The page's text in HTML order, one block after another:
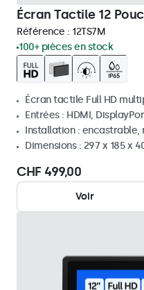
Écran Tactile 12
Référence : 12TS7M
100+ pièces en stock
Écran tactile Full HD
Entrées : HDMI,
Installation : encastrable,
Dimensions : 297 x 185 x
CHF 499,00
Voir